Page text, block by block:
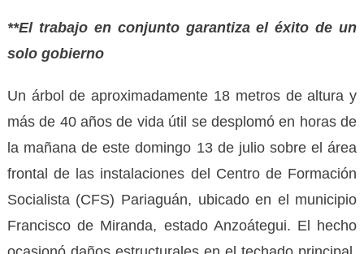
**El trabajo en conjunto garantiza el éxito de un
solo gobierno
Un árbol de aproximadamente 18 metros de altura y
más de 40 años de vida útil se desplomó en horas de
la mañana de este domingo 13 de julio sobre el área
frontal de las instalaciones del Centro de Formación
Socialista (CFS) Pariaguán, ubicado en el municipio
Francisco de Miranda, estado Anzoátegui. El hecho